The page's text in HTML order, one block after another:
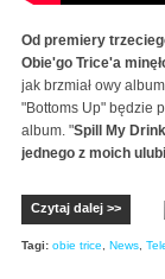
Od premiery
Obie'go Trice'a
jak brzmiał owy
"Bottoms Up" będzie
album. "Spill My
jednego z moich
Czytaj dalej >>
Tagi: obie trice News